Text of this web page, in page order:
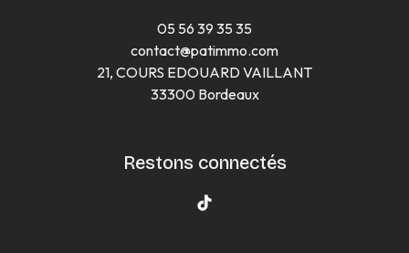
05 56 39 35 35
contact@patimmo.com
21, COURS EDOUARD VAILLANT
33300 Bordeaux
Restons connectés